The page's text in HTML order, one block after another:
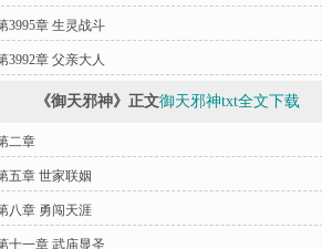
3995章 生灵战斗
3992章 父亲大人
《御天邪神》正文御天邪神txt全文下载
二章
五章 世家联姻
八章 勇闯天涯
十一章 武庙显圣